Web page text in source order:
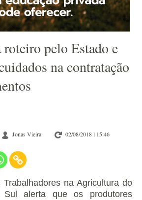
roteiro pelo Estado e
na contratação
Jonas Vieira 02/08/2018 l 15:46
na Agricultura do
alerta que os produtores